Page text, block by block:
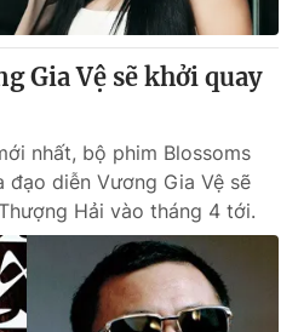
Gia Vệ sẽ khởi quay
nhất, bộ phim Blossoms
đạo diễn Vương Gia Vệ sẽ
Hải vào tháng 4 tới.